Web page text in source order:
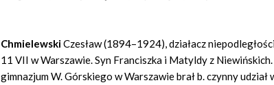
ChmielewskiCzesław (1894–1924), działacz
11 VII w Warszawie. Syn Franciszka i Matyldy z
gimnazjum W. Górskiego w Warszawie brał b. czynny